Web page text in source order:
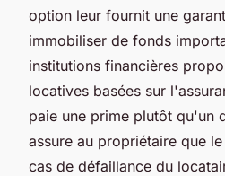
option leur fournit une
immobiliser de fonds
institutions financières
locatives basées sur
paie une prime plutôt qu'un
assure au propriétaire que
cas de défaillance du